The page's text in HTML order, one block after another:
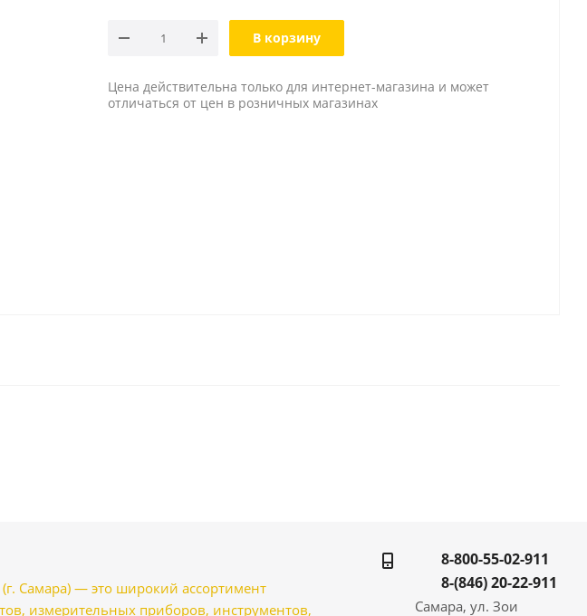
В корзину
Цена действительна только для интернет-магазина и может
отличаться от цен в розничных магазинах
Самара) — это широкий ассортимент
измерительных приборов, инструментов,
8-800-55-02-911
8-(846) 20-22-911
Самара, ул. Зои